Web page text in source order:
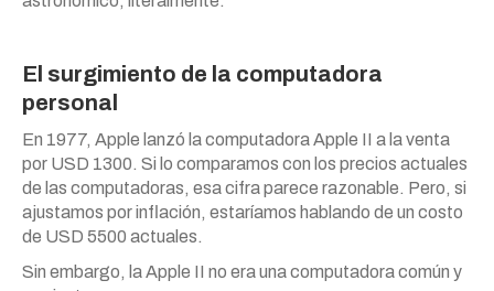
El surgimiento de la computadora
personal
En 1977, Apple lanzó la computadora Apple II a la venta
por USD 1300. Si lo comparamos con los precios actuales
de las computadoras, esa cifra parece razonable. Pero, si
ajustamos por inflación, estaríamos hablando de un costo
de USD 5500 actuales.
Sin embargo, la Apple II no era una computadora común y